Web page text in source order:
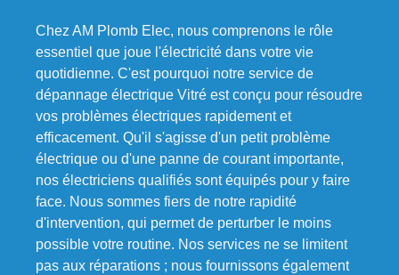
Chez AM Plomb Elec, nous comprenons le rôle
essentiel que joue l'électricité dans votre vie
quotidienne. C'est pourquoi notre service de
dépannage électrique Vitré est conçu pour résoudre
vos problèmes électriques rapidement et
efficacement. Qu'il s'agisse d'un petit problème
électrique ou d'une panne de courant importante,
nos électriciens qualifiés sont équipés pour y faire
face. Nous sommes fiers de notre rapidité
d'intervention, qui permet de perturber le moins
possible votre routine. Nos services ne se limitent
pas aux réparations ; nous fournissons également